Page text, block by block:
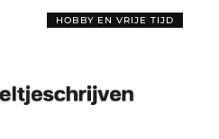
HOBBY EN VRIJE TIJD